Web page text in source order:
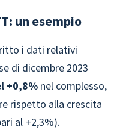
un esempio
i dati relativi
di dicembre 2023
+0,8% nel complesso,
rispetto alla crescita
al +2,3%).